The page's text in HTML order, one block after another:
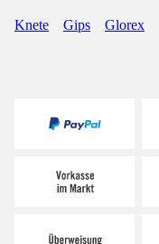
Knete Gips Glorex